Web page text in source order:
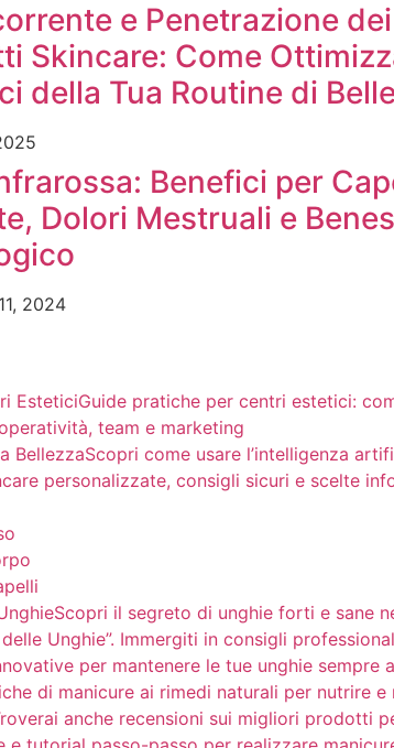
e Penetrazione dei
Skincare: Come
della Tua Routine di
Benefici per
Dolori Mestruali e
2024
EsteticiGuide pratiche per centri estetici:
team e marketing
BellezzaScopri come usare l’intelligenza
personalizzate, consigli sicuri e scelte
Scopri il segreto di unghie forti e sane
Unghie”. Immergiti in consigli
per mantenere le tue unghie sempre
di manicure ai rimedi naturali per nutrire e
anche recensioni sui migliori prodotti